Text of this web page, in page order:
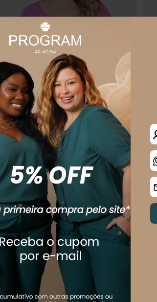
PLUS SIZE PEREQUÊ MANGA CURTA
199, 90 R$ 59 ,90
até1xR$ 59,90 sem juros Em
Quem comprou,